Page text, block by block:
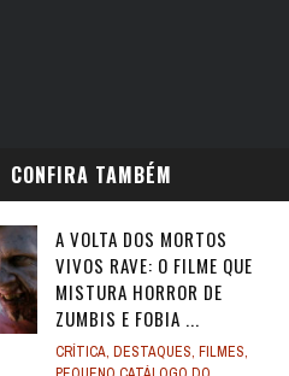
CONFIRA TAMBÉM
A VOLTA DOS MORTOS
VIVOS RAVE: O FILME QUE
MISTURA HORROR DE
ZUMBIS E FOBIA ...
CRÍTICA, DESTAQUES, FILMES,